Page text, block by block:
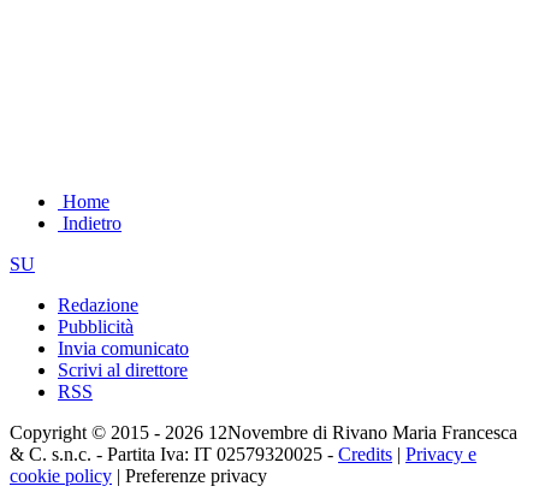
Home
Indietro
SU
Redazione
Pubblicità
Invia comunicato
Scrivi al direttore
RSS
Copyright © 2015 - 2026 12Novembre di Rivano Maria Francesca
& C. s.n.c. - Partita Iva: IT 02579320025 - Credits | Privacy e
cookie policy | Preferenze privacy